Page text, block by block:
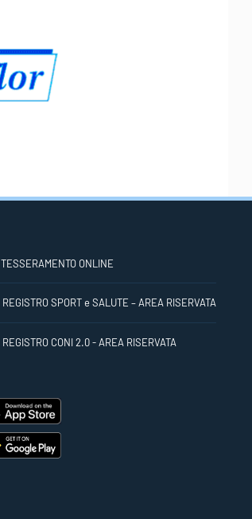
TESSERAMENTO ONLINE
REGISTRO SPORT e SALUTE – AREA RISERVATA
REGISTRO CONI 2.0 - AREA RISERVATA